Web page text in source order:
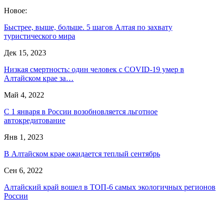
Новое:
Быстрее, выше, больше. 5 шагов Алтая по захвату
туристического мира
Дек 15, 2023
Низкая смертность: один человек с COVID-19 умер в
Алтайском крае за…
Май 4, 2022
С 1 января в России возобновляется льготное
автокредитование
Янв 1, 2023
В Алтайском крае ожидается теплый сентябрь
Сен 6, 2022
Алтайский край вошел в ТОП-6 самых экологичных регионов
России